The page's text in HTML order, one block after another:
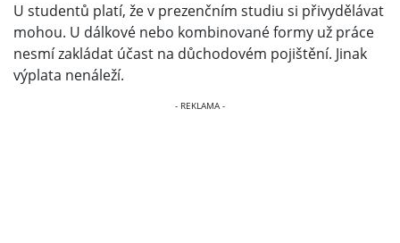
U studentů platí, že v prezenčním studiu si přivydělávat
mohou. U dálkové nebo kombinované formy už práce
nesmí zakládat účast na důchodovém pojištění. Jinak
výplata nenáleží.